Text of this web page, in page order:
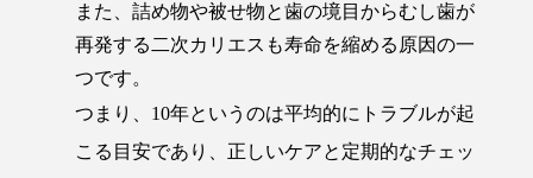
また、詰め物や被せ物と歯の境目からむし歯が
再発する二次カリエスも寿命を縮める原因の一
つです。
つまり、10年というのは平均的にトラブルが起
こる目安であり、正しいケアと定期的なチェッ